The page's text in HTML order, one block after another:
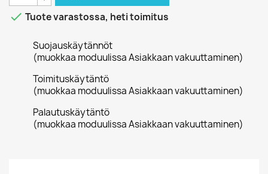
 Tuote varastossa, heti toimitus
Suojauskäytännöt
(muokkaa moduulissa Asiakkaan vakuuttaminen)
Toimituskäytäntö
(muokkaa moduulissa Asiakkaan vakuuttaminen)
Palautuskäytäntö
(muokkaa moduulissa Asiakkaan vakuuttaminen)